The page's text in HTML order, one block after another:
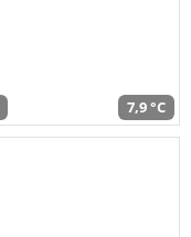
7,9 °C